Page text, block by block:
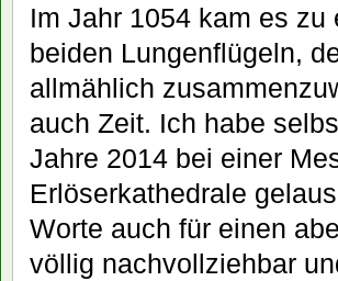
Im Jahr 1054 kam es
beiden Lungenflügeln,
allmählich
auch Zeit. Ich habe
Jahre 2014 bei einer
Erlöserkathedrale
Worte auch für einen
völlig nachvollziehbar